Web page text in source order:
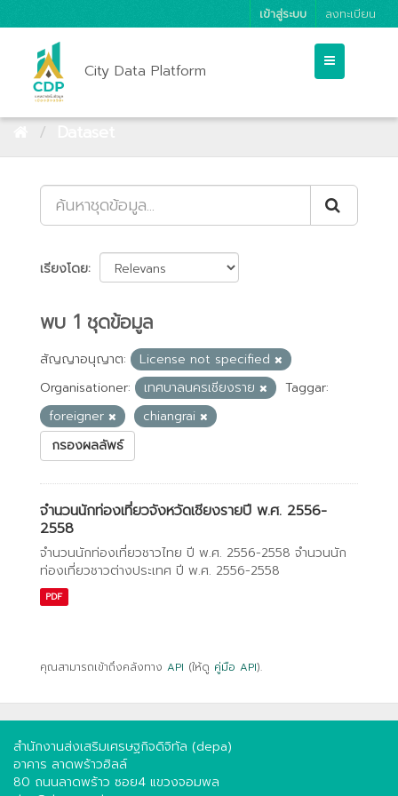
เข้าสู่ระบบ ลงทะเบียน
City Data Platform
เรียงโดย
พบ 1 ชุดข้อมูล
สัญญาอนุญาต:
License not specified
Organisationer:
เทศบาลนครเชียงราย
Taggar:
foreigner
chiangrai
กรองผลลัพธ์
จำนวนนักท่องเที่ยวจังหวัดเชียงรายปี พ.ศ. 2556-
2558
จำนวนนักท่องเที่ยวชาวไทย ปี พ.ศ. 2556-2558 จำนวนนัก
ท่องเที่ยวชาวต่างประเทศ ปี พ.ศ. 2556-2558
PDF
คุณสามารถเข้าถึงคลังทาง API (ให้ดู คู่มือ API).
สำนักงานส่งเสริมเศรษฐกิจดิจิทัล (depa)
อาคาร ลาดพร้าวฮิลล์
80 ถนนลาดพร้าว ซอย4 แขวงจอมพล